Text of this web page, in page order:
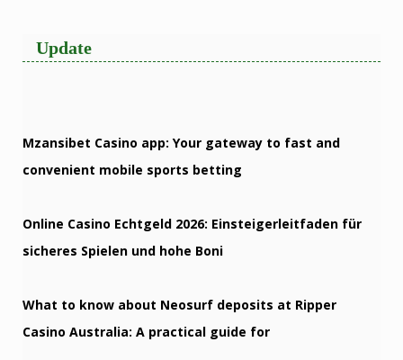
Update
Mzansibet Casino app: Your gateway to fast and
convenient mobile sports betting
Online Casino Echtgeld 2026: Einsteigerleitfaden für
sicheres Spielen und hohe Boni
What to know about Neosurf deposits at Ripper
Casino Australia: A practical guide for